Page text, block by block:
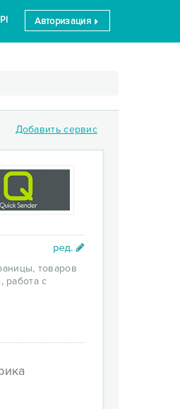
Авторизация
Добавить сервис
товаров
работа с